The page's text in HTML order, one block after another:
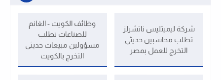
شركة ليميتليس ناتشرلز
تطلب محاسبين حديثي
التخرج للعمل بمصر
وظائف الكويت - الغانم
للصناعات تطلب
مسؤولين مبيعات حديثى
التخرج بالكويت